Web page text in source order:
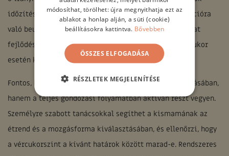
időzítése, illetve az esetleges diabetológiai konzultációra
való beutalás is. A nőgyógyász felelős továbbá a magzat
fejlődésének nyomon követéséért, amely terhességi cukor
esetén különös jelentőséggel bír.
Fontos, hogy a nőgyógyász ne csak a diagnózis felállításában,
hanem a teljes gondozási folyamatban aktívan részt vegyen.
Személyre szabott tanácsokkal segíthet a kismamának az
étrend és a mozgásforma kiválasztásában, és ellenőrzi, hogy
a vércukorszint a kívánt határok között marad-e. Rendszeres
módosíthat, törölhet: újra megnyithatja ezt az
ablakot a honlap alján, a süti (cookie)
beállításokra kattintva. Bővebben
ÖSSZES ELFOGADÁSA
RÉSZLETEK MEGJELENÍTÉSE